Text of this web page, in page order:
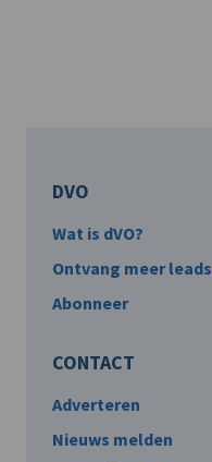
DVO
Wat is dVO?
Ontvang meer leads
Abonneer
CONTACT
Adverteren
Nieuws melden